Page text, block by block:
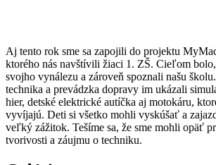
Aj tento rok sme sa zapojili do projektu
ktorého nás navštívili žiaci 1. ZŠ. Cieľom
svojho vynálezu a zároveň spoznali našu
technika a prevádzka dopravy im ukázali
hier, detské elektrické autíčka aj motokáru,
vyvíjajú. Deti si všetko mohli vyskúšať a
veľký zážitok. Tešíme sa, že sme mohli opäť
tvorivosti a záujmu o techniku.